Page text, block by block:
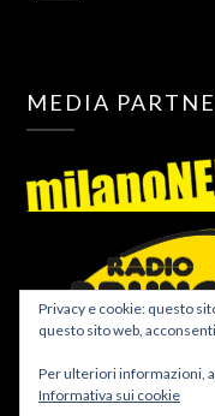
MEDIA
Privacy e cookie: questo
questo sito web,
Per ulteriori informazioni,
Informativa sui cookie